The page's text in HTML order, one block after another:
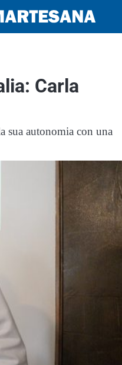
Carla
sua autonomia con una